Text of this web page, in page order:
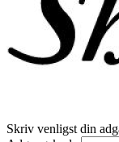
Skriv venligst din